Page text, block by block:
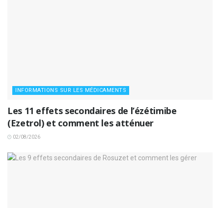
INFORMATIONS SUR LES MÉDICAMENTS
Les 11 effets secondaires de l’ézétimibe
(Ezetrol) et comment les atténuer
02/08/2026